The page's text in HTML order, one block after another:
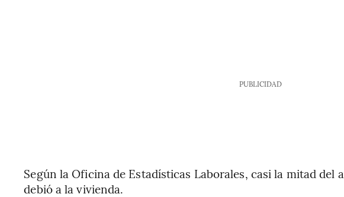
PUBLICIDAD
Según la Oficina de Estadísticas Laborales, casi la mitad del
debió a la vivienda.